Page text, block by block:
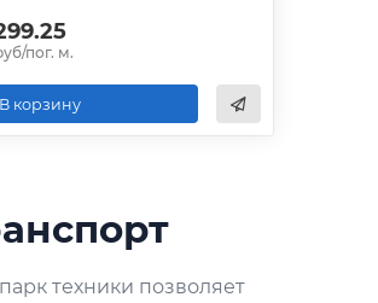
пог. м.
В корзину
техники позволяет